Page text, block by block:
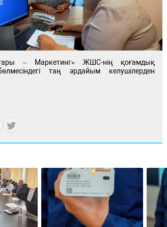
– Маркетинг» ЖШС-нің қоғамдық
таң әрдайым келушілерден